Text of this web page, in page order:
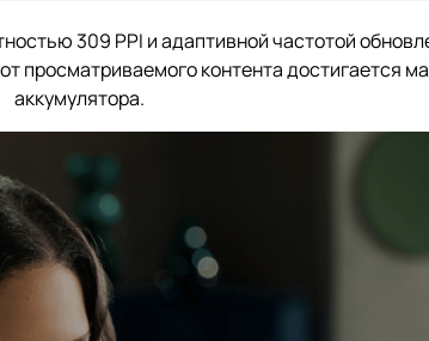
309 PPI и адаптивной частотой
просматриваемого контента достигается
аккумулятора.